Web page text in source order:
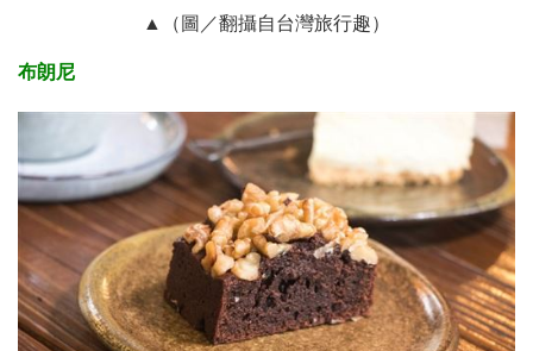
▲（圖／翻攝自台灣旅行趣）
布朗尼